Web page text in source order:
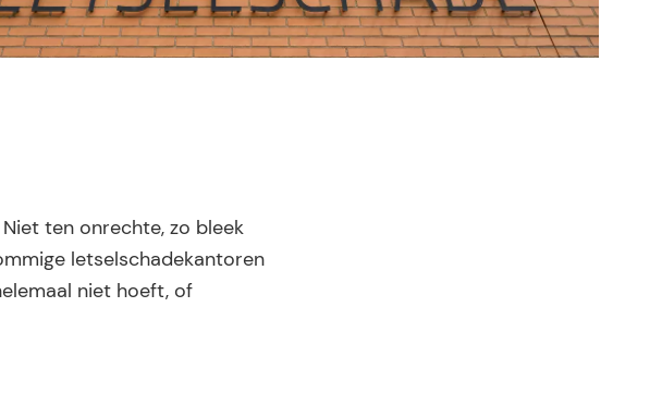
ten onrechte, zo bleek
letselschadekantoren
niet hoeft, of